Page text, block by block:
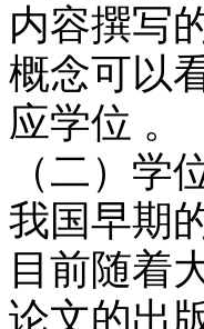
内容撰写
概念可以
应学位 。
（二）学
我国早期
目前随着
论文的出